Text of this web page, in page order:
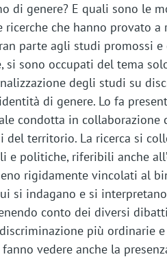
di genere? E quali sono le
che hanno provato a
parte agli studi promossi
si sono occupati del tema
degli studi su
di genere. Lo fa
condotta in collaborazione
del territorio. La ricerca si
e politiche, riferibili anche
rigidamente vincolati al
si indagano e si
conto dei diversi
più ordinarie
vedere anche la